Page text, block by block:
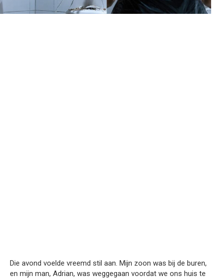
Die avond voelde vreemd stil aan. Mijn zoon was bij de buren,
en mijn man, Adrian, was weggegaan voordat we ons huis te